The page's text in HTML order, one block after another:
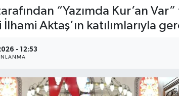
“Yazımda Kur’an Var”
İlhami Aktaş’ın katılımlarıyla
- 12:53